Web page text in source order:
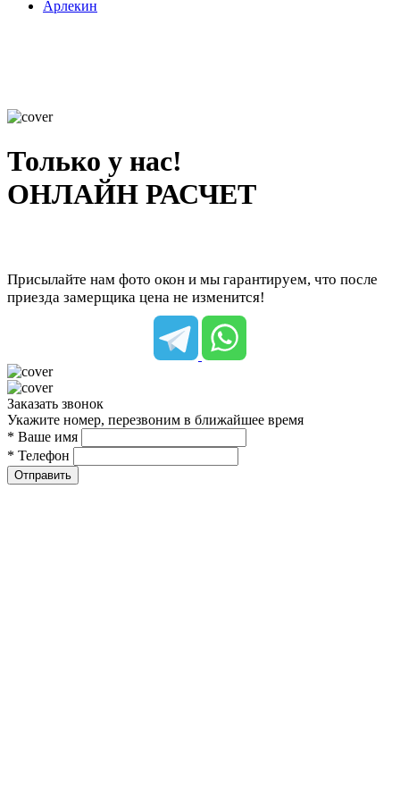
Арлекин
Только у нас!
ОНЛАЙН РАСЧЕТ
Присылайте нам фото окон и мы гарантируем, что после
приезда замерщика цена не изменится!
Заказать звонок
Укажите номер, перезвоним в ближайшее время
* Ваше имя
* Телефон
Отправить